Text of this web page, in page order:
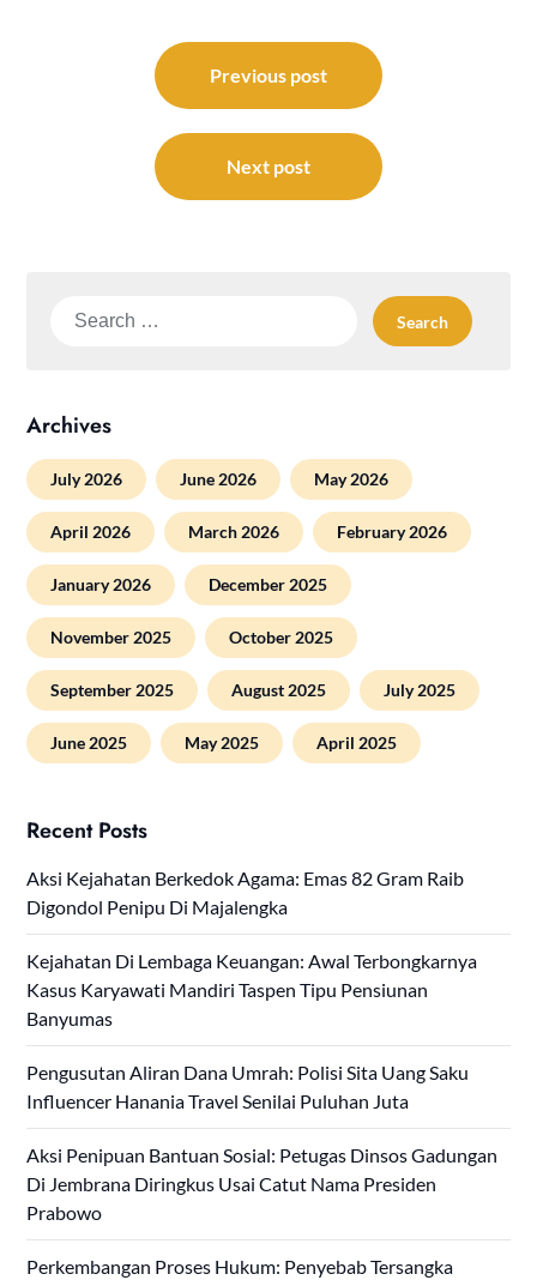
navigation
Previous post
Next post
Search
Archives
July 2026 June 2026 May 2026
April 2026 March 2026 February 2026
January 2026 December 2025
November 2025 October 2025
September 2025 August 2025 July 2025
June 2025 May 2025 April 2025
Recent Posts
Aksi Kejahatan Berkedok Agama: Emas 82 Gram Raib
Digondol Penipu Di Majalengka
Kejahatan Di Lembaga Keuangan: Awal Terbongkarnya
Kasus Karyawati Mandiri Taspen Tipu Pensiunan
Banyumas
Pengusutan Aliran Dana Umrah: Polisi Sita Uang Saku
Influencer Hanania Travel Senilai Puluhan Juta
Aksi Penipuan Bantuan Sosial: Petugas Dinsos Gadungan
Di Jembrana Diringkus Usai Catut Nama Presiden
Prabowo
Perkembangan Proses Hukum: Penyebab Tersangka